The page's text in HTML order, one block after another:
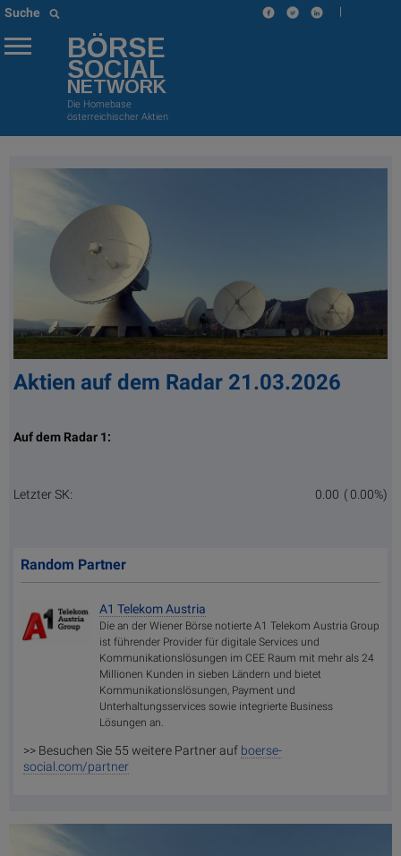
Suche |
BÖRSE
SOCIAL
NETWORK
Die Homebase
österreichischer Aktien
Aktien auf dem Radar 21.03.2026
Auf dem Radar 1:
Letzter SK: ( 0.00%)
0.00
Random Partner
A1 Telekom Austria
Die an der Wiener Börse notierte A1 Telekom Austria Group
ist führender Provider für digitale Services und
Kommunikationslösungen im CEE Raum mit mehr als 24
Millionen Kunden in sieben Ländern und bietet
Kommunikationslösungen, Payment und
Unterhaltungsservices sowie integrierte Business
Lösungen an.
>> Besuchen Sie 55 weitere Partner auf boerse-
social.com/partner